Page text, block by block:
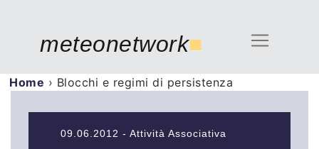
meteonetwork■
Home › Blocchi e regimi di persistenza
09.06.2012 - Attività Associativa